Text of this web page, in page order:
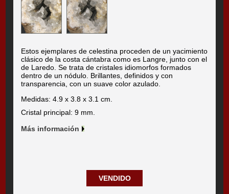
Estos ejemplares de celestina proceden de un yacimiento
clásico de la costa cántabra como es Langre, junto con el
de Laredo. Se trata de cristales idiomorfos formados
dentro de un nódulo. Brillantes, definidos y con
transparencia, con un suave color azulado.
Medidas: 4.9 x 3.8 x 3.1 cm.
Cristal principal: 9 mm.
Más información
VENDIDO